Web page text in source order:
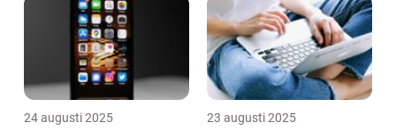
24 augusti 2025 23 augusti 2025